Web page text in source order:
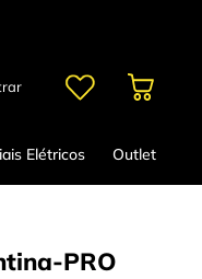
Elétricos Outlet
PRO